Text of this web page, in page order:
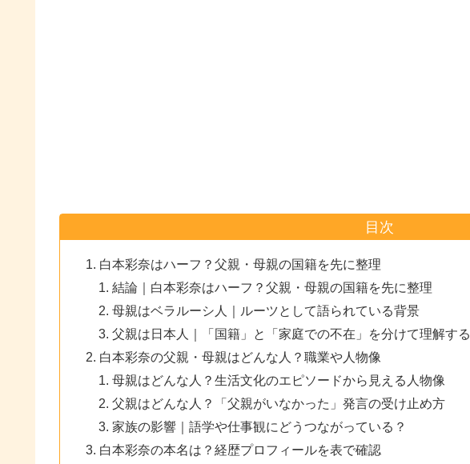
目次
白本彩奈はハーフ？父親・母親の国籍を先に整理
結論｜白本彩奈はハーフ？父親・母親の国籍を先に整理
母親はベラルーシ人｜ルーツとして語られている背景
父親は日本人｜「国籍」と「家庭での不在」を分けて理解する
白本彩奈の父親・母親はどんな人？職業や人物像
母親はどんな人？生活文化のエピソードから見える人物像
父親はどんな人？「父親がいなかった」発言の受け止め方
家族の影響｜語学や仕事観にどうつながっている？
白本彩奈の本名は？経歴プロフィールを表で確認